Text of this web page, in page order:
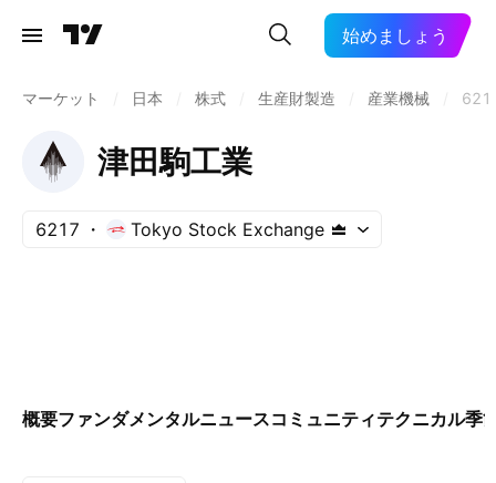
始めましょう
マーケット 日本 株式 生産財製造 産業機械
津田駒工業
6217 Tokyo Stock Exchange
概要ファンダメンタルニュースコミュニティテクニカル季